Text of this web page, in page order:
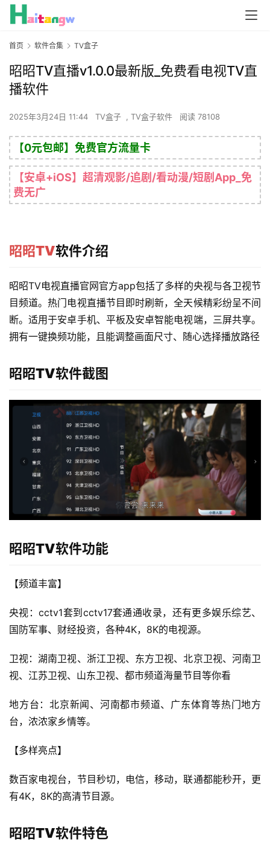
首页 软件合集 TV盒子
昭昭TV直播v1.0.0最新版_免费看电视TV直
播软件
2025年3月24日 11:44 TV盒子 , TV盒子软件 阅读 78108
【0元包邮】免费官方流量卡
【安卓+iOS】超清观影/追剧/看动漫/短剧App_免
费无广
昭昭TV软件介绍
昭昭TV电视直播官网官方app包括了多样的央视与各卫视节
目频道。热门电视直播节目即时刷新，全天候精彩纷呈不间
断。适用于安卓手机、平板及安卓智能电视端，三屏共享。
拥有一键换频功能，且能调整画面尺寸、随心选择播放路径
昭昭TV软件截图
昭昭TV软件功能
【频道丰富】
央视：cctv1套到cctv17套通通收录，还有更多娱乐综艺、
国防军事、财经投资，各种4K，8K的电视源。
卫视：湖南卫视、浙江卫视、东方卫视、北京卫视、河南卫
视、江苏卫视、山东卫视、都市频道海量节目等你看
地方台：北京新闻、河南都市频道、广东体育等热门地方
台，浓浓家乡情等。
【多样亮点】
数百家电视台，节目秒切，电信，移动，联通都能秒开，更
有4K，8K的高清节目源。
昭昭TV软件特色